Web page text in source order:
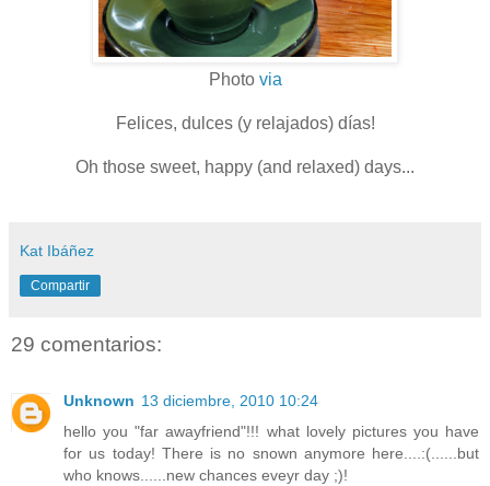
Photo via
Felices, dulces (y relajados) días!
Oh those sweet, happy (and relaxed) days...
Kat Ibáñez
Compartir
29 comentarios:
Unknown 13 diciembre, 2010 10:24
hello you "far awayfriend"!!! what lovely pictures you have
for us today! There is no snown anymore here....:(......but
who knows......new chances eveyr day ;)!